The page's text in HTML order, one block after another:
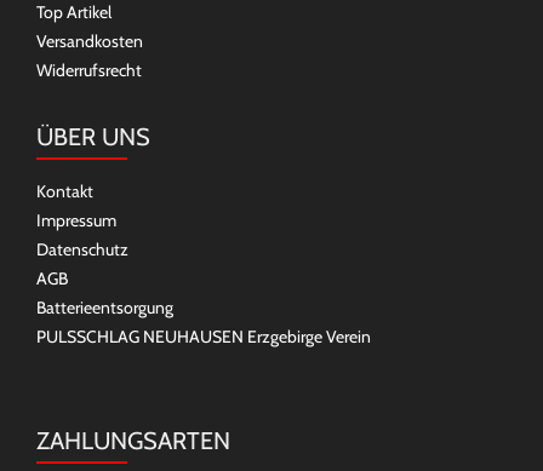
Top Artikel
Versandkosten
Widerrufsrecht
ÜBER UNS
Kontakt
Impressum
Datenschutz
AGB
Batterieentsorgung
PULSSCHLAG NEUHAUSEN Erzgebirge Verein
ZAHLUNGSARTEN